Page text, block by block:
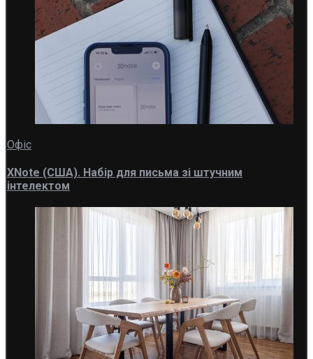
Офіс
XNote (США). Набір для письма зі штучним
інтелектом